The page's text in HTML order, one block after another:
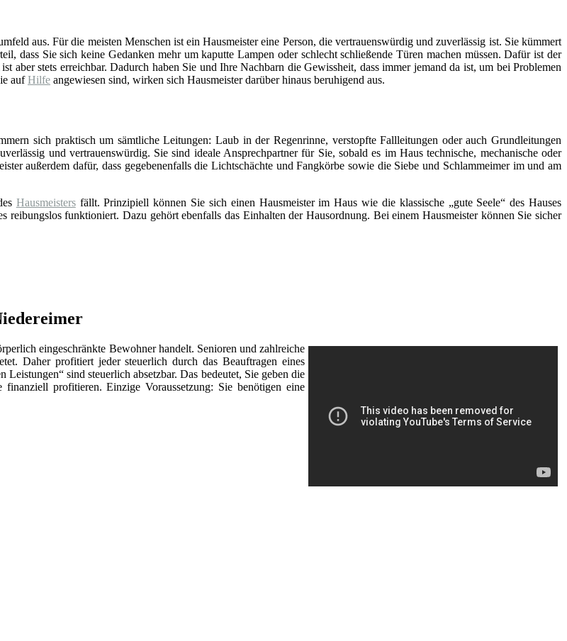
aus. Für die meisten Menschen ist ein Hausmeister eine Person, die vertrauenswürdig und zuverlässig ist. Sie kümmert
dass Sie sich keine Gedanken mehr um kaputte Lampen oder schlecht schließende Türen machen müssen. Dafür ist der
aber stets erreichbar. Dadurch haben Sie und Ihre Nachbarn die Gewissheit, dass immer jemand da ist, um bei Problemen
aufHilfe angewiesen sind, wirken sich Hausmeister darüber hinaus beruhigend aus.
sich praktisch um sämtliche Leitungen: Laub in der Regenrinne, verstopfte Fallleitungen oder auch Grundleitungen
und vertrauenswürdig. Sie sind ideale Ansprechpartner für Sie, sobald es im Haus technische, mechanische oder
außerdem dafür, dass gegebenenfalls die Lichtschächte und Fangkörbe sowie die Siebe und Schlammeimer im und am
Hausmeistersfällt. Prinzipiell können Sie sich einen Hausmeister im Haus wie die klassische „gute Seele“ des Hauses
reibungslos funktioniert. Dazu gehört ebenfalls das Einhalten der Hausordnung. Bei einem Hausmeister können Sie sicher
eingeschränkte Bewohner handelt. Senioren und zahlreiche
Daher profitiert jeder steuerlich durch das Beauftragen eines
sind steuerlich absetzbar. Das bedeutet, Sie geben die
profitieren. Einzige Voraussetzung: Sie benötigen eine